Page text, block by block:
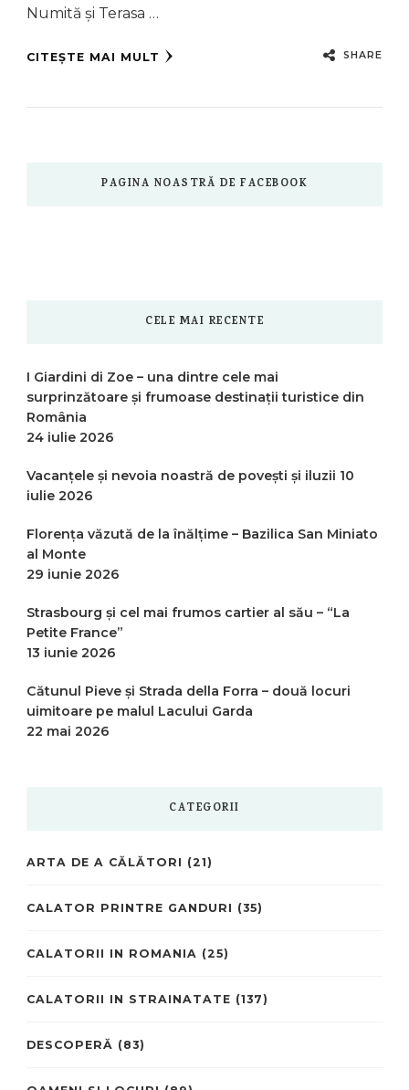
Numită și Terasa …
CITEȘTE MAI MULT SHARE
PAGINA NOASTRĂ DE FACEBOOK
CELE MAI RECENTE
I Giardini di Zoe – una dintre cele mai
surprinzătoare și frumoase destinații turistice din
România
24 iulie 2026
Vacanțele și nevoia noastră de povești și iluzii 10
iulie 2026
Florența văzută de la înălțime – Bazilica San Miniato
al Monte
29 iunie 2026
Strasbourg și cel mai frumos cartier al său – “La
Petite France”
13 iunie 2026
Cătunul Pieve și Strada della Forra – două locuri
uimitoare pe malul Lacului Garda
22 mai 2026
CATEGORII
ARTA DE A CĂLĂTORI (21)
CALATOR PRINTRE GANDURI (35)
CALATORII IN ROMANIA (25)
CALATORII IN STRAINATATE (137)
DESCOPERĂ (83)